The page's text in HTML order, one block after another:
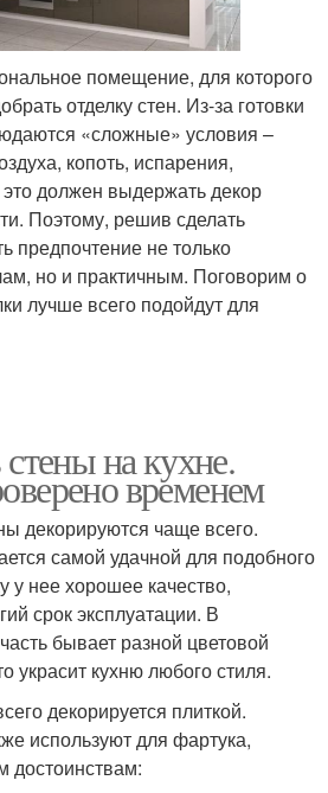
помещение, для которого
отделку стен. Из-за готовки
«сложные» условия –
копоть, испарения,
должен выдержать декор
Поэтому, решив сделать
предпочтение не только
но и практичным. Поговорим о
лучше всего подойдут для
на кухне.
временем
декорируются чаще всего.
самой удачной для подобного
у нее хорошее качество,
срок эксплуатации. В
бывает разной цветовой
украсит кухню любого стиля.
декорируется плиткой.
используют для фартука,
достоинствам: